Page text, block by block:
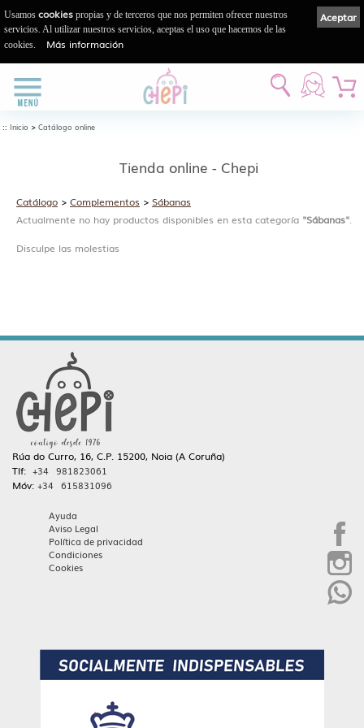
:: Inicio > Catálogo online
Tienda online - Chepi
Catálogo > Complementos > Sábanas
Actualmente no hay productos disponibles en esta categoría "Sábanas".
Disculpe las molestias
Rúa do Curro, 16, C.P. 15200, Noia (A Coruña)
Tlf: +34 981823061
Móv: +34 615831096
Ayuda
Aviso Legal
Política de privacidad
Condiciones
Cookies
Aceptar
Usamos cookies propias y de terceros que nos permiten ofrecer nuestros
servicios. Al utilizar nuestros servicios, aceptas el uso que hacemos de las
cookies.
Más información